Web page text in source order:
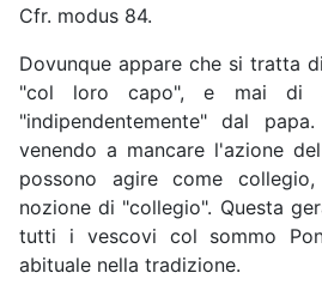
Cfr. modus 84.
Dovunque appare che si tratta
"col loro capo", e mai di
"indipendentemente" dal
venendo a mancare l'azione
possono agire come
nozione di "collegio". Questa
tutti i vescovi col sommo
abituale nella tradizione.